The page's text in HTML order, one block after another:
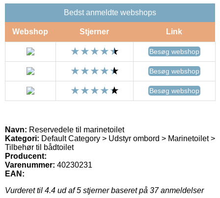
Bedst anmeldte webshops
Webshop Stjerner Link
Besøg webshop
Besøg webshop
Besøg webshop
Navn: Reservedele til marinetoilet
Kategori: Default Category > Udstyr ombord > Marinetoilet >
Tilbehør til bådtoilet
Producent:
Varenummer: 40230231
EAN:
Vurderet til 4.4 ud af 5 stjerner baseret på 37anmeldelser